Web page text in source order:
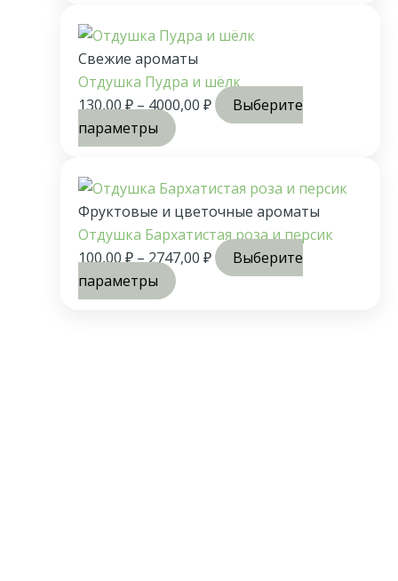
Свежие ароматы
Отдушка Пудра и шёлк
130,00₽–4000,00 ₽
Выберите
параметры
Фруктовые и цветочные ароматы
Отдушка Бархатистая роза и персик
100,00₽–2747,00 ₽
Выберите
параметры